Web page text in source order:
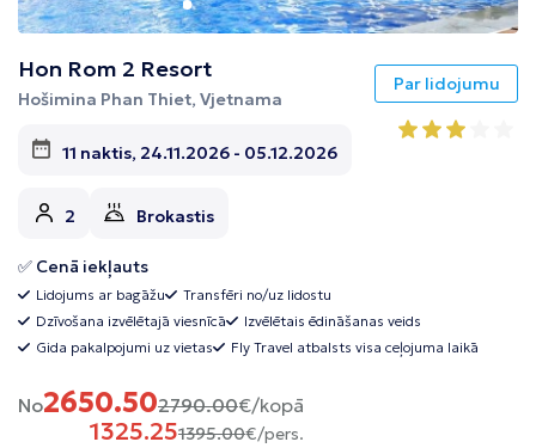
Hon Rom 2 Resort
Hošimina Phan Thiet, Vjetnama
11 naktis, 24.11.2026 - 05.12.2026
2 Brokastis
✅ Cenā iekļauts
Lidojums ar bagāžu
Transfēri no/uz lidostu
Dzīvošana izvēlētajā viesnīcā
Izvēlētais ēdināšanas veids
Gida pakalpojumi uz vietas
Fly Travel atbalsts visa ceļojuma laikā
Par lidojumu
No2650.502790.00€/kopā
1325.251395.00€/pers.